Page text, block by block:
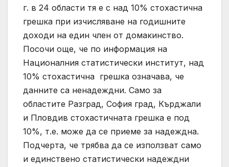
г. в 24 области тя е с над 10% стохастична
грешка при изчисляване на годишните
доходи на един член от домакинство.
Посочи още, че по информация на
Националния статистически институт, над
10% стохастична грешка означава, че
данните са ненадеждни. Само за
областите Разград, София град, Кърджали
и Пловдив стохастичната грешка е под
10%, т.е. може да се приеме за надеждна.
Подчерта, че трябва да се използват само
и единствено статистически надеждни